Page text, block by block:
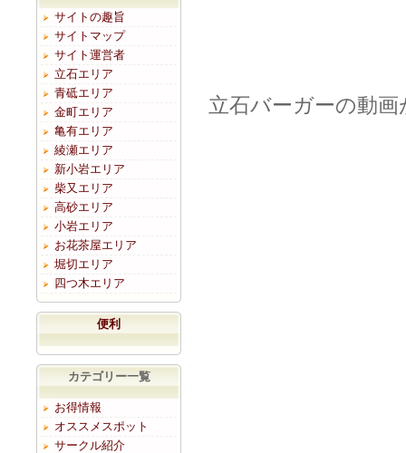
サイトの趣旨
サイトマップ
サイト運営者
立石エリア
青砥エリア
金町エリア
亀有エリア
綾瀬エリア
新小岩エリア
柴又エリア
高砂エリア
小岩エリア
お花茶屋エリア
堀切エリア
四つ木エリア
便利
カテゴリー一覧
お得情報
オススメスポット
サークル紹介
立石バーガーの動